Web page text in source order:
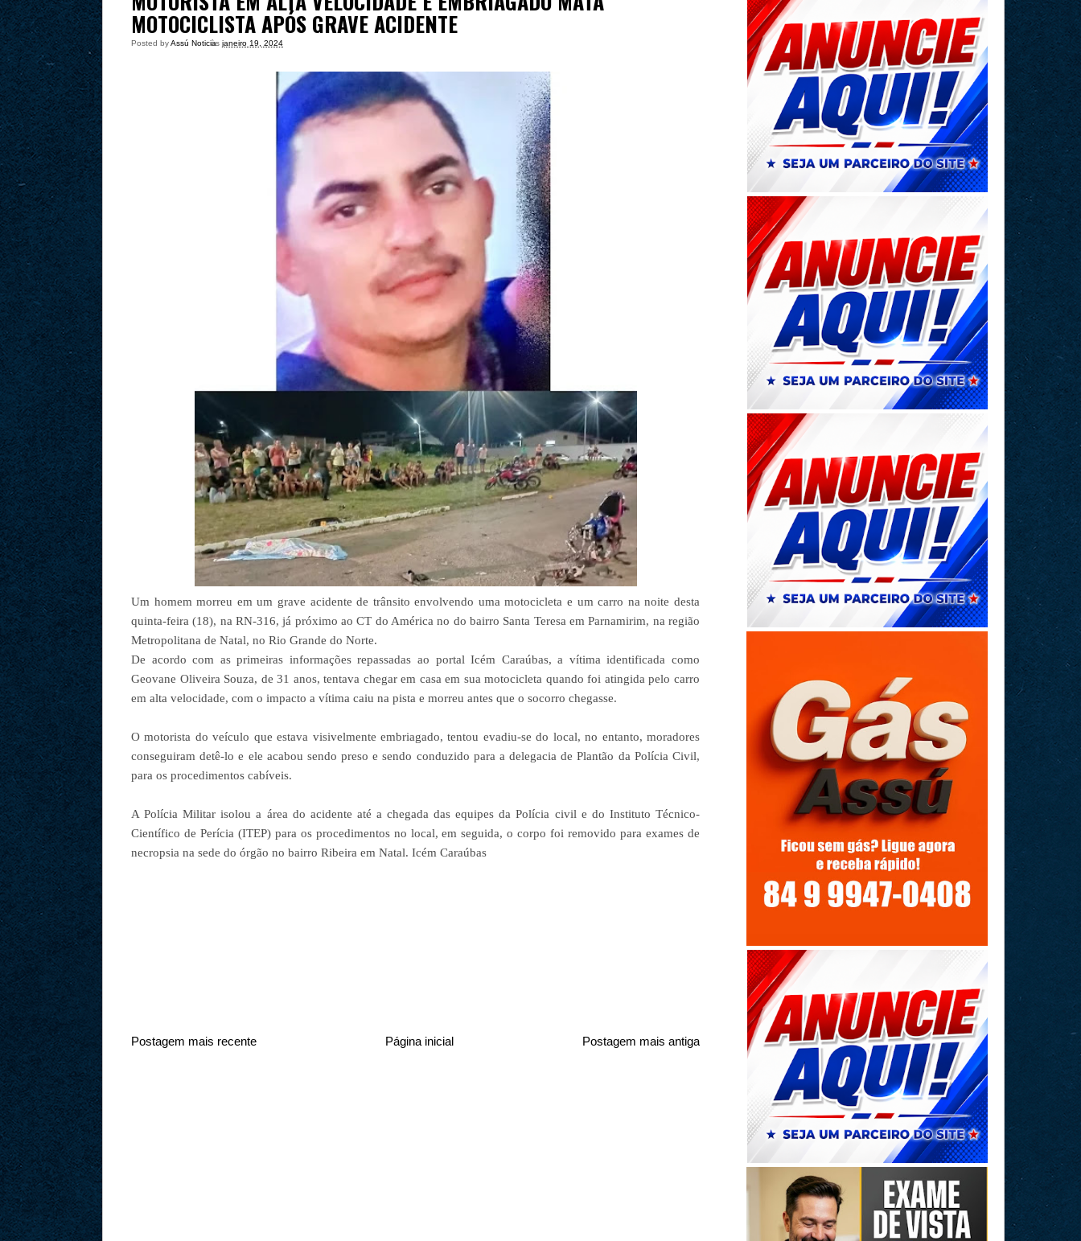
MOTOCICLISTA APÓS GRAVE ACIDENTE
Posted byAssú Noticia
às janeiro 19, 2024
Um homem morreu em um grave acidente de trânsito envolvendo uma motocicleta e um carro na noite desta
quinta-feira (18), na RN-316, já próximo ao CT do América no do bairro Santa Teresa em Parnamirim, na região
Metropolitana de Natal, no Rio Grande do Norte.
De acordo com as primeiras informações repassadas ao portal Icém Caraúbas, a vítima identificada como
Geovane Oliveira Souza, de 31 anos, tentava chegar em casa em sua motocicleta quando foi atingida pelo carro
em alta velocidade, com o impacto a vítima caiu na pista e morreu antes que o socorro chegasse.
O motorista do veículo que estava visivelmente embriagado, tentou evadiu-se do local, no entanto, moradores
conseguiram detê-lo e ele acabou sendo preso e sendo conduzido para a delegacia de Plantão da Polícia Civil,
para os procedimentos cabíveis.
A Polícia Militar isolou a área do acidente até a chegada das equipes da Polícia civil e do Instituto Técnico-
Científico de Perícia (ITEP) para os procedimentos no local, em seguida, o corpo foi removido para exames de
necropsia na sede do órgão no bairro Ribeira em Natal. Icém Caraúbas
Postagem mais recente Postagem mais antiga
Página inicial